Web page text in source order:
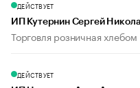
ДЕЙСТВУЕТ
ИП Кутернин Сергей
Торговля розничная хлебом
ДЕЙСТВУЕТ